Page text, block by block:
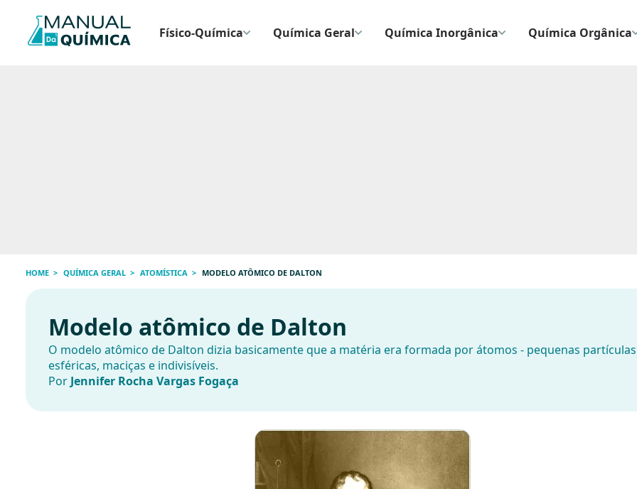
Físico-Química Química Geral Química Inorgânica Química Orgânica
HOME QUÍMICA GERAL ATOMÍSTICA MODELO ATÔMICO DE DALTON
Modelo atômico de Dalton
O modelo atômico de Dalton dizia basicamente que a matéria era formada por átomos - pequenas partículas
esféricas, maciças e indivisíveis.
Por Jennifer Rocha Vargas Fogaça